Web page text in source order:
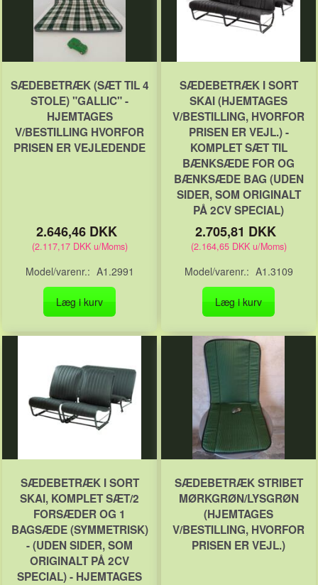
SÆDEBETRÆK (SÆT TIL 4
STOLE) "GALLIC" -
HJEMTAGES
V/BESTILLING HVORFOR
PRISEN ER VEJLEDENDE
2.646,46 DKK
(2.117,17 DKKu/Moms)
Model/varenr.: A1.2991
Læg i kurv
SÆDEBETRÆK I SORT
SKAI (HJEMTAGES
V/BESTILLING, HVORFOR
PRISEN ER VEJL.) -
KOMPLET SÆT TIL
BÆNKSÆDE FOR OG
BÆNKSÆDE BAG (UDEN
SIDER, SOM ORIGINALT
PÅ 2CV SPECIAL)
2.705,81 DKK
(2.164,65 DKKu/Moms)
Model/varenr.: A1.3109
Læg i kurv
SÆDEBETRÆK I SORT
SKAI, KOMPLET SÆT/2
FORSÆDER OG 1
BAGSÆDE (SYMMETRISK)
- (UDEN SIDER, SOM
ORIGINALT PÅ 2CV
SPECIAL) - HJEMTAGES
SÆDEBETRÆK STRIBET
MØRKGRØN/LYSGRØN
(HJEMTAGES
V/BESTILLING, HVORFOR
PRISEN ER VEJL.)